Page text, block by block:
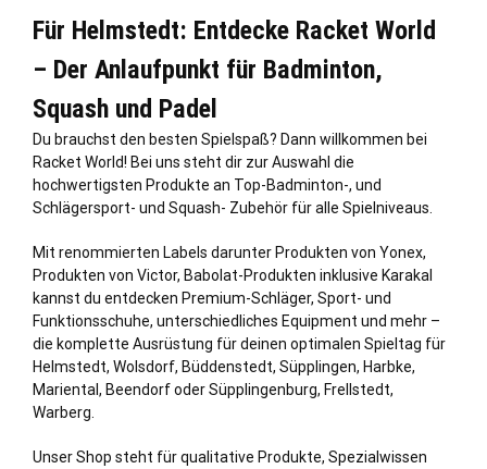
Für Helmstedt: Entdecke Racket World
– Der Anlaufpunkt für Badminton,
Squash und Padel
Du brauchst den besten Spielspaß? Dann willkommen bei
Racket World! Bei uns steht dir zur Auswahl die
hochwertigsten Produkte an Top-Badminton-, und
Schlägersport- und Squash- Zubehör für alle Spielniveaus.
Mit renommierten Labels darunter Produkten von Yonex,
Produkten von Victor, Babolat-Produkten inklusive Karakal
kannst du entdecken Premium-Schläger, Sport- und
Funktionsschuhe, unterschiedliches Equipment und mehr –
die komplette Ausrüstung für deinen optimalen Spieltag für
Helmstedt, Wolsdorf, Büddenstedt, Süpplingen, Harbke,
Mariental, Beendorf oder Süpplingenburg, Frellstedt,
Warberg.
Unser Shop steht für qualitative Produkte, Spezialwissen